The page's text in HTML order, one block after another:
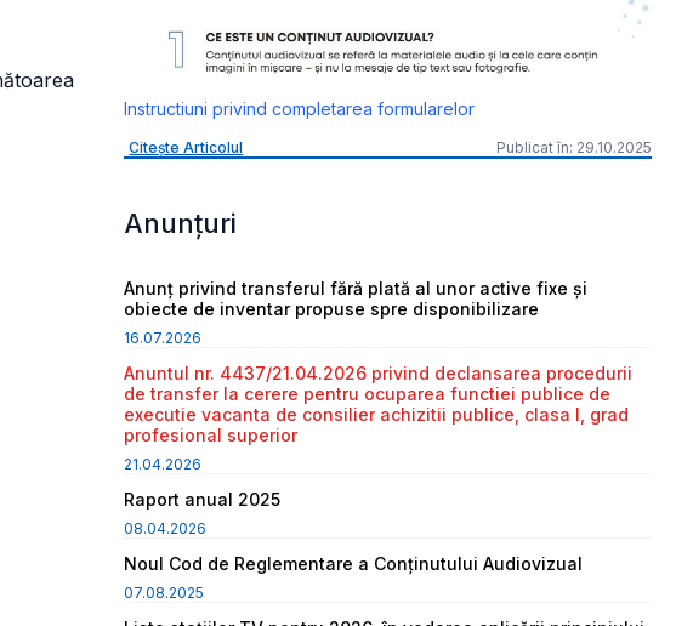
Instructiuni privind completarea formularelor
Citește Articolul Publicat în: 29.10.2025
Anunțuri
Anunț privind transferul fără plată al unor active fixe și
obiecte de inventar propuse spre disponibilizare
16.07.2026
Anuntul nr. 4437/21.04.2026 privind declansarea procedurii
de transfer la cerere pentru ocuparea functiei publice de
executie vacanta de consilier achizitii publice, clasa I, grad
profesional superior
21.04.2026
Raport anual 2025
08.04.2026
Noul Cod de Reglementare a Conținutului Audiovizual
07.08.2025